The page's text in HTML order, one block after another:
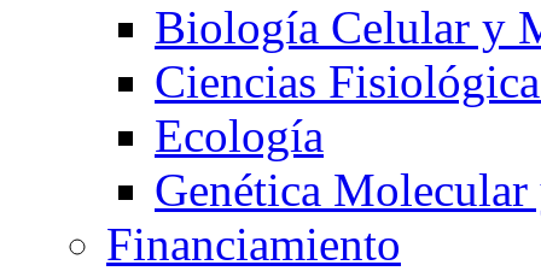
Biología Celular y
Ciencias
Ecología
Genética
Financiamiento